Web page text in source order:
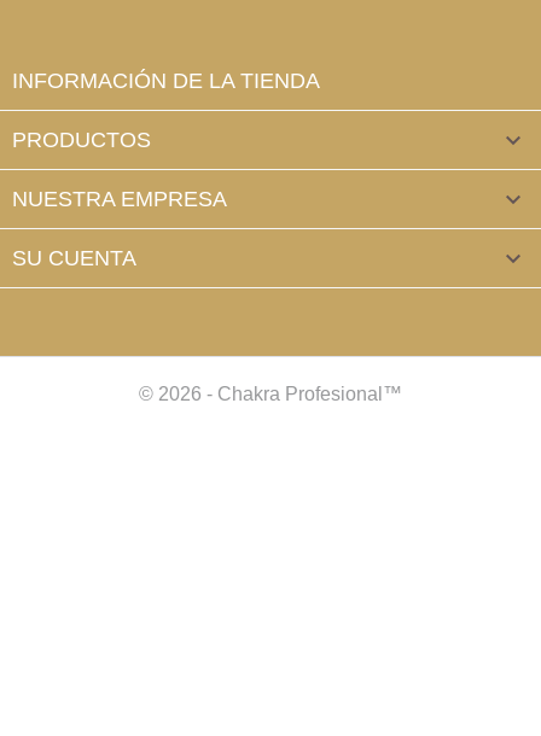
INFORMACIÓN DE LA TIENDA
PRODUCTOS 
NUESTRA EMPRESA 
SU CUENTA 
© 2026 - Chakra Profesional™